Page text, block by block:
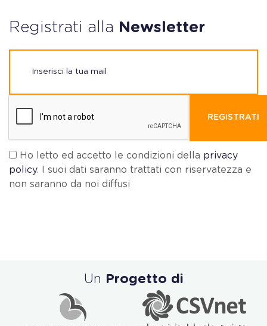
Registrati alla Newsletter
REGISTRATI
Ho letto ed accetto le condizioni della privacy
policy. I suoi dati saranno trattati con riservatezza e
non saranno da noi diffusi
Un Progetto di